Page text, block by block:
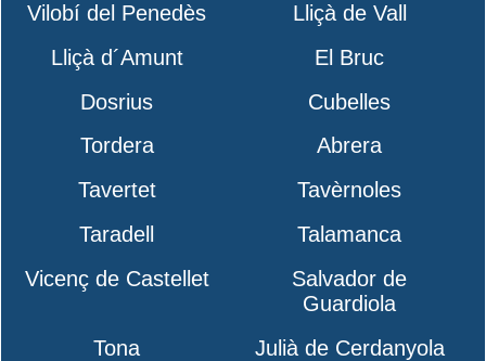
Vilobí del Penedès
Lliçà de Vall
Lliçà d´Amunt
El Bruc
Dosrius
Cubelles
Tordera
Abrera
Tavertet
Tavèrnoles
Taradell
Talamanca
Vicenç de Castellet
Salvador de
Guardiola
Tona
Julià de Cerdanyola